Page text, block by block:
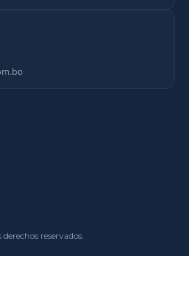
reservados.